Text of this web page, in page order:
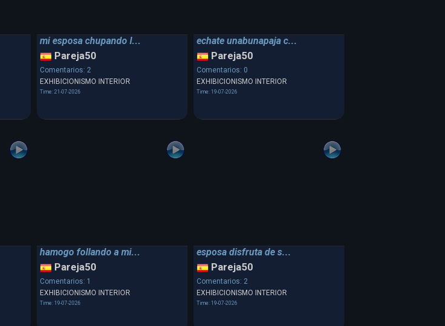
mi esposa chupando l...
Pareja50
Comentarios: 2
EXHIBICIONISMO INTERIOR
Time: 21-07-2026
echate unabunapaja c...
Pareja50
Comentarios: 0
EXHIBICIONISMO INTERIOR
Time: 19-07-2026
hamogo follando a mi...
Pareja50
Comentarios: 1
EXHIBICIONISMO INTERIOR
Time: 19-07-2026
esposa disfruta de s...
Pareja50
Comentarios: 2
EXHIBICIONISMO INTERIOR
Time: 19-07-2026